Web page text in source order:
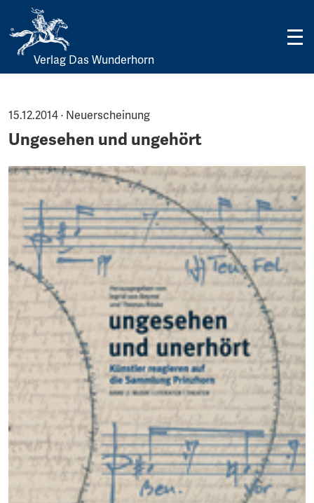
Skip
content
Verlag Das Wunderhorn
15.12.2014 · Neuerscheinung
Ungesehen und ungehört